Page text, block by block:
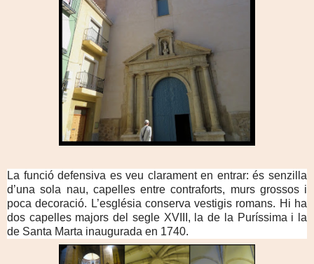
La funció defensiva es veu clarament en entrar: és senzilla
d’una sola nau, capelles entre contraforts, murs grossos i
poca decoració. L’església conserva vestigis romans. Hi ha
dos capelles majors del segle XVIII, la de la Puríssima i la
de Santa Marta inaugurada en 1740.